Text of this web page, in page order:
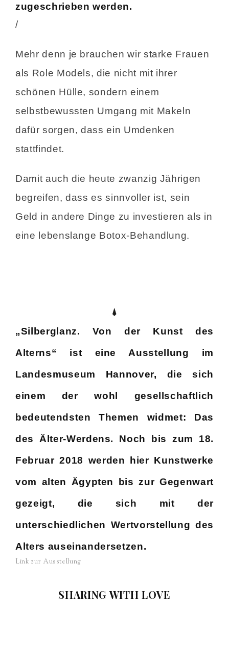
zugeschrieben werden.
/
Mehr denn je brauchen wir starke Frauen
als Role Models, die nicht mit ihrer
schönen Hülle, sondern einem
selbstbewussten Umgang mit Makeln
dafür sorgen, dass ein Umdenken
stattfindet.
Damit auch die heute zwanzig Jährigen
begreifen, dass es sinnvoller ist, sein
Geld in andere Dinge zu investieren als in
eine lebenslange Botox-Behandlung.
„Silberglanz. Von der Kunst des
Alterns“ ist eine Ausstellung im
Landesmuseum Hannover, die sich
einem der wohl gesellschaftlich
bedeutendsten Themen widmet: Das
des Älter-Werdens. Noch bis zum 18.
Februar 2018 werden hier Kunstwerke
vom alten Ägypten bis zur Gegenwart
gezeigt, die sich mit der
unterschiedlichen Wertvorstellung des
Alters auseinandersetzen.
Link zur Ausstellung
SHARING WITH LOVE